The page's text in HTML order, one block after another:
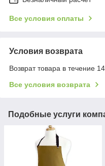
Все условия оплаты
Условия возврата
Возврат товара в течение
Все условия возврата
Подобные услуги